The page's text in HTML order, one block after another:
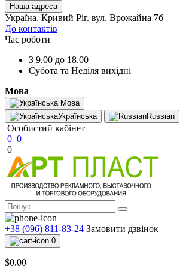
Наша адреса
Україна. Кривий Ріг. вул. Врожайна 7б
До контактів
Час роботи
З 9.00 до 18.00
Субота та Неділя вихідні
Мова
Мова
Українська
Russian
Особистий кабінет
0 0
0
+38 (096) 811-83-24 Замовити дзвінок
0
$0.00